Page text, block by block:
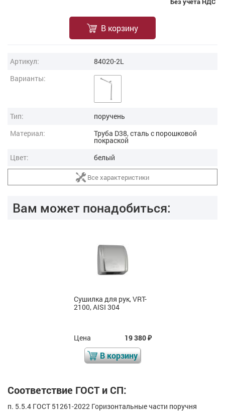
В корзину
Артикул:
84020-2L
Варианты:
Тип:
поручень
Материал:
Труба D38, сталь с порошковой
покраской
Цвет:
белый
Все характеристики
Вам может понадобиться:
Сушилка для рук, VRT-
2100, AISI 304
Цена 19 380₽
В корзину
Соответствие ГОСТ и СП:
п. 5.5.4 ГОСТ 51261-2022 Горизонтальные части поручня